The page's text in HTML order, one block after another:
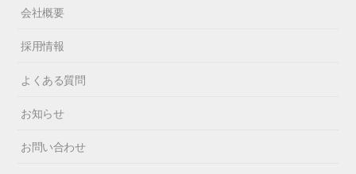
会社概要
採用情報
よくある質問
お知らせ
お問い合わせ